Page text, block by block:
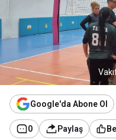
Google'da Abone Ol
0 Paylaş